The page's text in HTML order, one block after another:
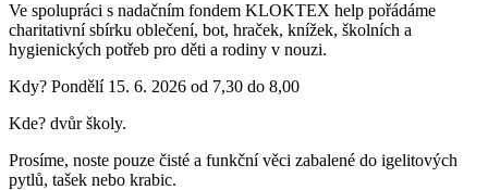
Ve spolupráci s nadačním fondem KLOKTEX help pořádáme
charitativní sbírku oblečení, bot, hraček, knížek, školních a
hygienických potřeb pro děti a rodiny v nouzi.
Kdy? Pondělí 15. 6. 2026 od 7,30 do 8,00
Kde? dvůr školy.
Prosíme, noste pouze čisté a funkční věci zabalené do igelitových
pytlů, tašek nebo krabic.